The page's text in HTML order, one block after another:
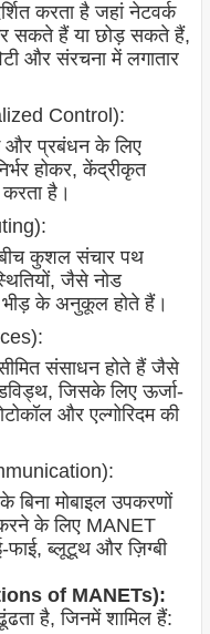
करता है जहां नेटवर्क
सकते हैं या छोड़ सकते हैं,
और संरचना में लगातार
Control):
और प्रबंधन के लिए
होकर, केंद्रीकृत
करता है।
कुशल संचार पथ
जैसे नोड
भीड़ के अनुकूल होते हैं।
संसाधन होते हैं जैसे
जिसके लिए ऊर्जा-
और एल्गोरिदम की
मोबाइल उपकरणों
करने के लिए MANET
फाई, ब्लूटूथ और ज़िग्बी
of MANETs):
है, जिनमें शामिल हैं: